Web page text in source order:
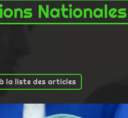
Nationales
la liste des articles